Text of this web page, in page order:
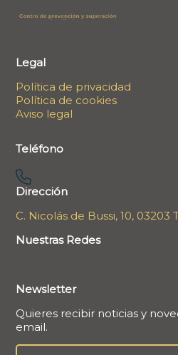
Legal
Política de privacidad
Política de cookies
Aviso legal
Teléfono
Dirección
C. Nicolás de Bussi, 10,
Nuestras Redes
Newsletter
Quieres recibir noticias y
email.